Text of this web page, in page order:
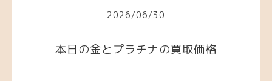
2026/06/30
本日の金とプラチナの買取価格